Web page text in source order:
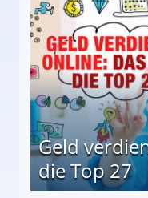
Geld
die Top 27